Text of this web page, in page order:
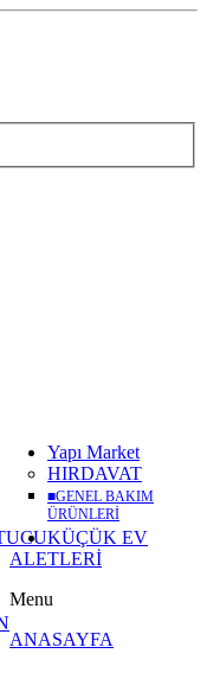
Yapı Market
HIRDAVAT
■GENEL BAKIM
ÜRÜNLERİ
KÜÇÜK EV
ALETLERİ
Menu
ANASAYFA